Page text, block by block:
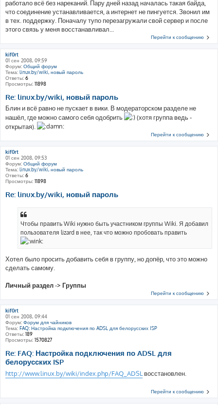
работало всё без нареканий. Пару дней назад началась такая байда,
что соединение устанавливается, а интернет не пингуется. Звонил им
в тех. поддержку. Поначалу тупо перезагружали свой сервер и после
этого связь у меня восстанавливал...
Перейти к сообщению
kif0rt
01 сен 2008, 09:59
Форум: Общий форум
Тема: linux.by/wiki, новый пароль
Ответы: 6
Просмотры: 11898
Re: linux.by/wiki, новый пароль
Блин и всё равно не пускает в вики. В модераторском разделе не
нашёл, где можно самого себя одобрить
(хотя группа ведь -
открытая).
Перейти к сообщению
kif0rt
01 сен 2008, 09:53
Форум: Общий форум
Тема: linux.by/wiki, новый пароль
Ответы: 6
Просмотры: 11898
Re: linux.by/wiki, новый пароль
Чтобы править Wiki нужно быть участником группы Wiki. Я добавил
пользователя lizard в нее, так что можно пробовать править
Хотел было просить добавить себя в группу, но допёр, что это можно
сделать самому.
Личный раздел -> Группы
Перейти к сообщению
kif0rt
01 сен 2008, 09:44
Форум: Форум для чайников
Тема: FAQ: Настройка подключения по ADSL для белорусских ISP
Ответы: 189
Просмотры: 1570827
Re: FAQ: Настройка подключения по ADSL для
белорусских ISP
http://www.linux.by/wiki/index.php/FAQ_ADSL восстановлен.
Перейти к сообщению